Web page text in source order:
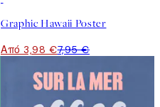
Graphic Hawaii Poster
Από 3,98 €7,95 €